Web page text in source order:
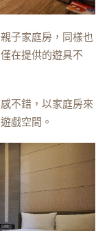
子家庭房，同樣也
在提供的遊具不
不錯，以家庭房來
戲空間。